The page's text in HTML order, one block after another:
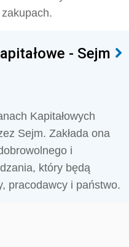
- Sejm
Kapitałowych
Sejm. Zakłada ona
i
który będą
pracodawcy i państwo.